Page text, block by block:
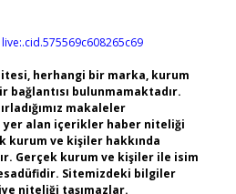
live:.cid.575569c608265c69
herhangi bir marka, kurum
bağlantısı bulunmamaktadır.
makaleler
yer alan içerikler haber niteliği
kurum ve kişiler hakkında
Gerçek kurum ve kişiler ile isim
Sitemizdeki bilgiler
niteliği taşımazlar.